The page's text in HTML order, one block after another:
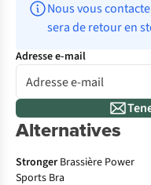
Nous vous
sera de retour en
Adresse e-mail
Alternatives
Stronger Brassière Power
Sports Bra